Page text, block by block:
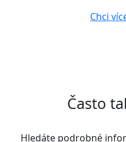
Chci
Často
Hledáte podrobné